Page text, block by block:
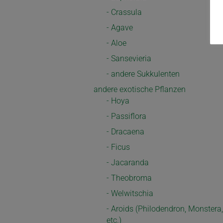
- Crassula
- Agave
- Aloe
- Sansevieria
- andere Sukkulenten
andere exotische Pflanzen
- Hoya
- Passiflora
- Dracaena
- Ficus
- Jacaranda
- Theobroma
- Welwitschia
- Aroids (Philodendron, Monstera,
etc.)